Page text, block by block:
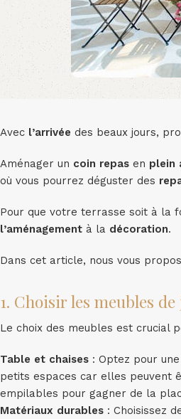
Avec l’arrivée des beaux jours,
Aménager un coin repas en plein
où vous pourrez déguster des
Pour que votre terrasse soit à la
l’aménagement à la décoration.
Dans cet article, nous vous
1. Choisir les meubles
Le choix des meubles est crucial
Table et chaises : Optez pour
petits espaces car elles peuvent
empilables pour gagner de la
Matériaux durables : Choisissez